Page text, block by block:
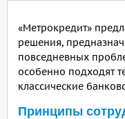
«Метрокредит»
решения,
повседневных
особенно подходят
классические
Принципы